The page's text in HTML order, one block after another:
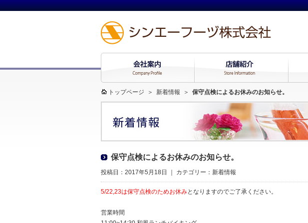
トップページ ＞ 新着情報 ＞ 保守点検によるお休みのお知らせ。
保守点検によるお休みのお知らせ。
投稿日：2017年5月18日 ｜ カテゴリー： 新着情報
5/22,23は保守点検のためお休みとなりますのでご了承ください。
営業時間